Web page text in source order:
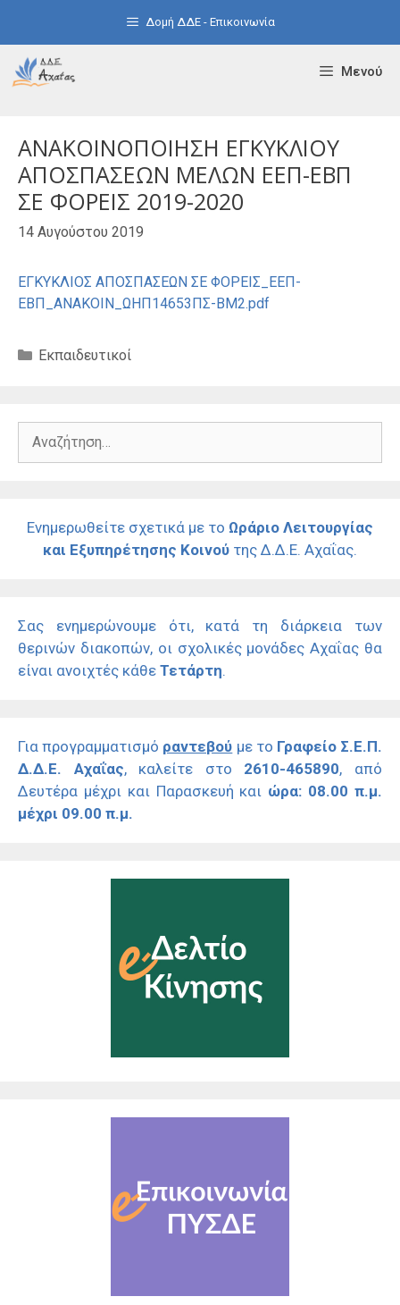
Δομή ΔΔΕ - Επικοινωνία
Μενού
ΑΝΑΚΟΙΝΟΠΟΙΗΣΗ ΕΓΚΥΚΛΙΟΥ
ΑΠΟΣΠΑΣΕΩΝ ΜΕΛΩΝ ΕΕΠ-ΕΒΠ
ΣΕ ΦΟΡΕΙΣ 2019-2020
14 Αυγούστου 2019
ΕΓΚΥΚΛΙΟΣ ΑΠΟΣΠΑΣΕΩΝ ΣΕ ΦΟΡΕΙΣ_ΕΕΠ-
ΕΒΠ_ΑΝΑΚΟΙΝ_ΩΗΠ14653ΠΣ-ΒΜ2.pdf
Κατηγορίες
Εκπαιδευτικοί
Αναζήτηση
Ενημερωθείτε σχετικά με το Ωράριο Λειτουργίας
και Εξυπηρέτησης Κοινού της Δ.Δ.Ε. Αχαΐας.
Σας ενημερώνουμε ότι, κατά τη διάρκεια των
θερινών διακοπών, οι σχολικές μονάδες Αχαΐας θα
είναι ανοιχτές κάθε Τετάρτη.
Για προγραμματισμό ραντεβού με το Γραφείο Σ.Ε.Π.
Δ.Δ.Ε. Αχαΐας, καλείτε στο 2610-465890, από
Δευτέρα μέχρι και Παρασκευή και ώρα: 08.00 π.μ.
μέχρι 09.00 π.μ.